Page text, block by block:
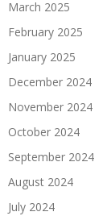
March 2025
February 2025
January 2025
December 2024
November 2024
October 2024
September 2024
August 2024
July 2024